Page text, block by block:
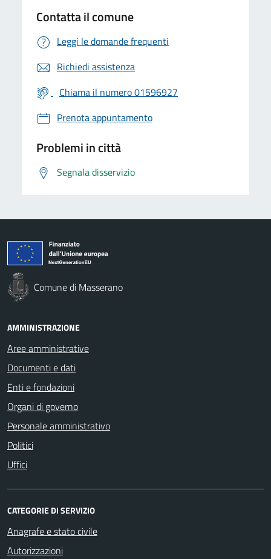
Contatta il comune
Leggi le domande frequenti
Richiedi assistenza
Chiama il numero 01596927
Prenota appuntamento
Problemi in città
Segnala disservizio
Comune di Masserano
AMMINISTRAZIONE
Aree amministrative
Documenti e dati
Enti e fondazioni
Organi di governo
Personale amministrativo
Politici
Uffici
CATEGORIE DI SERVIZIO
Anagrafe e stato civile
Autorizzazioni